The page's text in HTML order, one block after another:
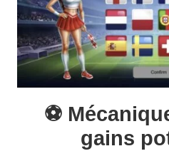
⚽
gains